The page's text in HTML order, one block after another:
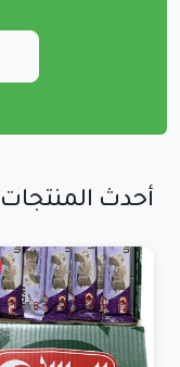
أحدث المنتجات